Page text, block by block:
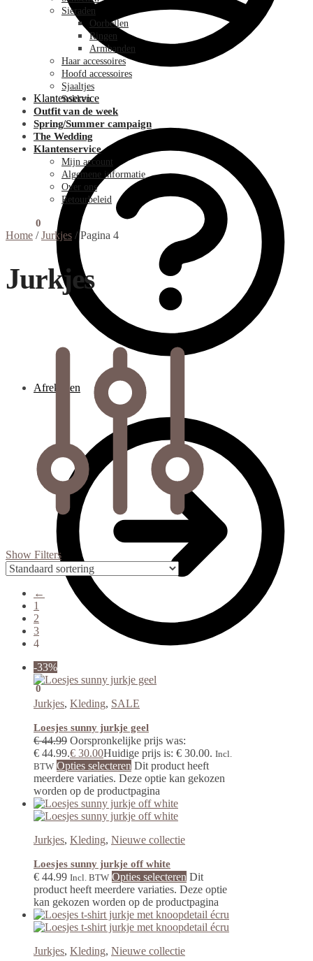
Klantenservice
Afrekenen
0
Sieraden
Oorbellen
Ringen
Armbanden
Haar accessoires
Hoofd accessoires
Sjaaltjes
Sokken
Outfit van de week
Spring/Summer campaign
The Wedding
Klantenservice
Mijn account
Algemene informatie
Over ons
Retourbeleid
0
Home /Jurkjes /Pagina 4
Jurkjes
Show Filters
←
1
2
3
4
-33%
Jurkjes, Kleding, SALE
Loesjes sunny jurkje geel
€44.99 Oorspronkelijke prijs was:
€ 44.99.€ 30.00Huidige prijs is: € 30.00. Incl.
BTW Opties selecteren Dit product heeft
meerdere variaties. Deze optie kan gekozen
worden op de productpagina
Jurkjes, Kleding, Nieuwe collectie
Loesjes sunny jurkje off white
€ 44.99 Incl. BTW Opties selecteren Dit
product heeft meerdere variaties. Deze optie
kan gekozen worden op de productpagina
Jurkjes, Kleding, Nieuwe collectie